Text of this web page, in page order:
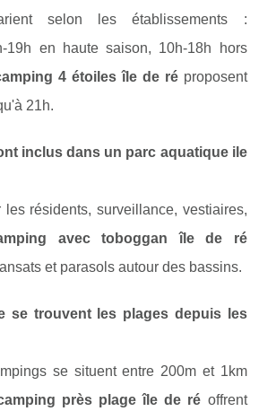
selon les établissements :
19h en haute saison, 10h-18h hors
4 étoiles île de réproposent
21h.
inclus dans un parc aquatique ile
les résidents, surveillance, vestiaires,
avec toboggan île de ré
et parasols autour des bassins.
se trouvent les plages depuis les
se situent entre 200m et 1km
près plage île de ré offrent